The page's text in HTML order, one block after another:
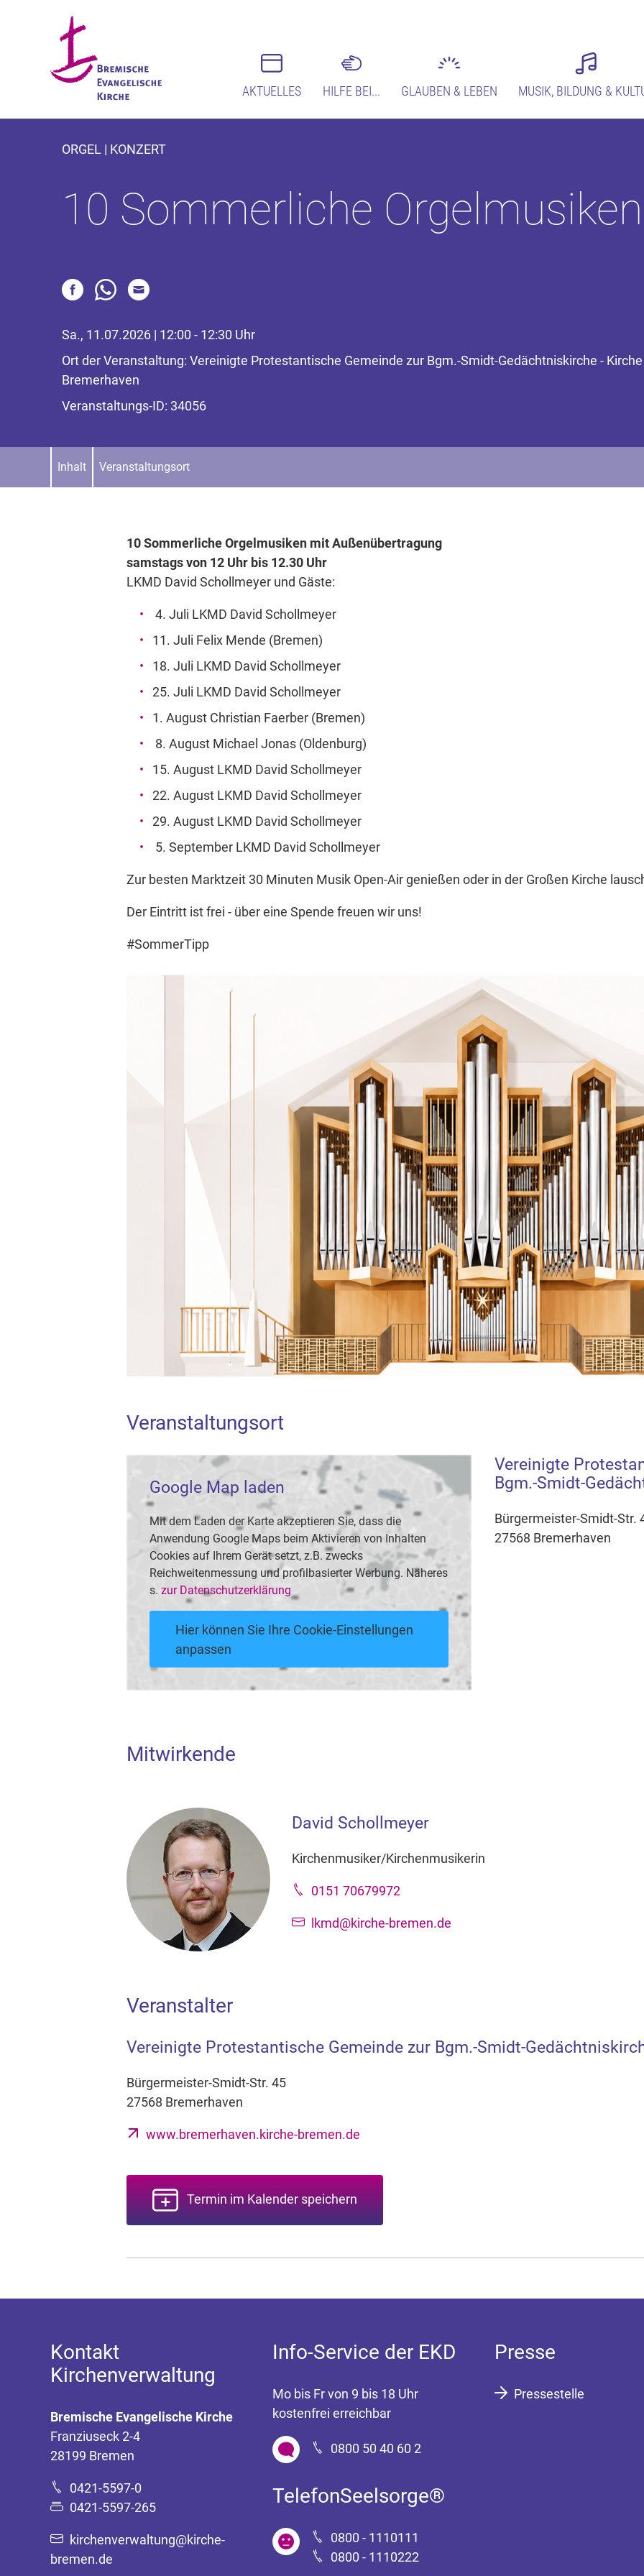
AKTUELLES HILFE BEI... GLAUBEN & LEBEN MUSIK, BILDUNG &
ORGEL | KONZERT
10 Sommerliche Orgelmusiken
Sa., 11.07.2026 | 12:00 - 12:30 Uhr
Ort der Veranstaltung: Vereinigte Protestantische Gemeinde zur Bgm.-Smidt-Gedächtniskirche -
Bremerhaven
Veranstaltungs-ID: 34056
Inhalt Veranstaltungsort
10 Sommerliche Orgelmusiken mit Außenübertragung
samstags von 12 Uhr bis 12.30 Uhr
LKMD David Schollmeyer und Gäste:
4. Juli LKMD David Schollmeyer
11. Juli Felix Mende (Bremen)
18. Juli LKMD David Schollmeyer
25. Juli LKMD David Schollmeyer
1. August Christian Faerber (Bremen)
8. August Michael Jonas (Oldenburg)
15. August LKMD David Schollmeyer
22. August LKMD David Schollmeyer
29. August LKMD David Schollmeyer
5. September LKMD David Schollmeyer
Zur besten Marktzeit 30 Minuten Musik Open-Air genießen oder in der Großen Kirche
Der Eintritt ist frei - über eine Spende freuen wir uns!
#SommerTipp
Veranstaltungsort
Google Map laden
Mit dem Laden der Karte akzeptieren Sie, dass die
Anwendung Google Maps beim Aktivieren von Inhalten
Cookies auf Ihrem Gerät setzt, z.B. zwecks
Reichweitenmessung und profilbasierter Werbung. Näheres
s. zur Datenschutzerklärung
Hier können Sie Ihre Cookie-Einstellungen
anpassen
Vereinigte
Bgm.-Smidt-
Bürgermeister-Smidt-Str.
27568 Bremerhaven
Mitwirkende
David Schollmeyer
Kirchenmusiker/Kirchenmusikerin
0151 70679972
lkmd@kirche-bremen.de
Veranstalter
Vereinigte Protestantische Gemeinde zur Bgm.-Smidt-
Bürgermeister-Smidt-Str. 45
27568 Bremerhaven
www.bremerhaven.kirche-bremen.de
Termin im Kalender speichern
Kontakt
Kirchenverwaltung
Bremische Evangelische Kirche
Franziuseck 2-4
28199 Bremen
0421-5597-0
0421-5597-265
kirchenverwaltung@kirche-
bremen.de
Info-Service der EKD
Mo bis Fr von 9 bis 18 Uhr
kostenfrei erreichbar
0800 50 40 60 2
TelefonSeelsorge®
0800 - 1110111
0800 - 1110222
Presse
Pressestelle